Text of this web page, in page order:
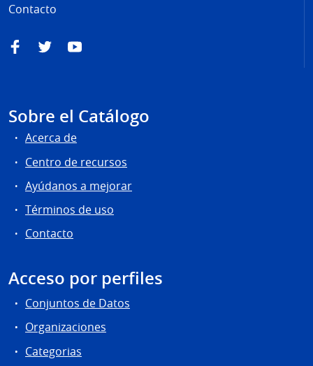
Contacto
FacebookTwitterYouTube
Sobre el Catálogo
Acerca de
Centro de recursos
Ayúdanos a mejorar
Términos de uso
Contacto
Acceso por perfiles
Conjuntos de Datos
Organizaciones
Categorias